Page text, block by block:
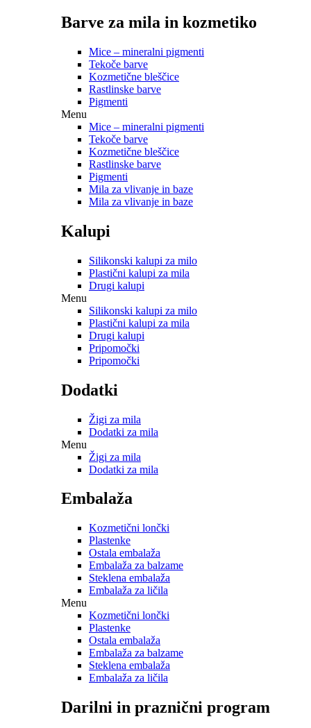
Barve za mila in kozmetiko
Mice – mineralni pigmenti
Tekoče barve
Kozmetične bleščice
Rastlinske barve
Pigmenti
Menu
Mice – mineralni pigmenti
Tekoče barve
Kozmetične bleščice
Rastlinske barve
Pigmenti
Mila za vlivanje in baze
Mila za vlivanje in baze
Kalupi
Silikonski kalupi za milo
Plastični kalupi za mila
Drugi kalupi
Menu
Silikonski kalupi za milo
Plastični kalupi za mila
Drugi kalupi
Pripomočki
Pripomočki
Dodatki
Žigi za mila
Dodatki za mila
Menu
Žigi za mila
Dodatki za mila
Embalaža
Kozmetični lončki
Plastenke
Ostala embalaža
Embalaža za balzame
Steklena embalaža
Embalaža za ličila
Menu
Kozmetični lončki
Plastenke
Ostala embalaža
Embalaža za balzame
Steklena embalaža
Embalaža za ličila
Darilni in praznični program